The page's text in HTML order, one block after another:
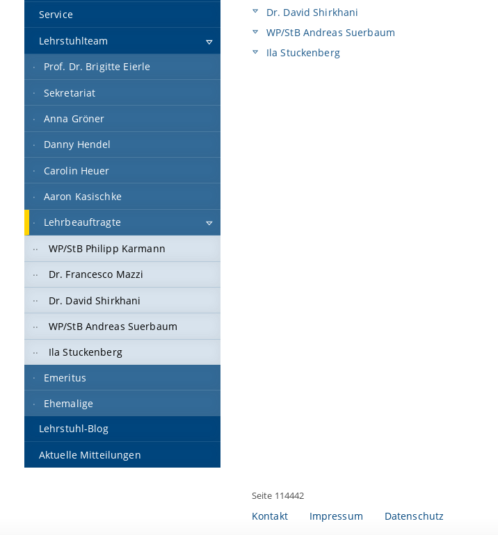
Service
Lehrstuhlteam
Prof. Dr. Brigitte Eierle
Sekretariat
Anna Gröner
Danny Hendel
Carolin Heuer
Aaron Kasischke
Lehrbeauftragte
WP/StB Philipp Karmann
Dr. Francesco Mazzi
Dr. David Shirkhani
WP/StB Andreas Suerbaum
Ila Stuckenberg
Emeritus
Ehemalige
Lehrstuhl-Blog
Aktuelle Mitteilungen
Dr. David Shirkhani
WP/StB Andreas Suerbaum
Ila Stuckenberg
Seite 114442
Kontakt Impressum Datenschutz